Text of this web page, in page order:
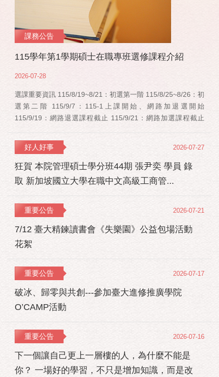
課務公告
115學年第1學期碩士在職專班選修課程介紹
2026-07-28
選課重要資訊 115/8/19~8/21：初選第一階 115/8/25~8/26：初
選第二階 115/9/7：115-1上課開始、網路加退選開始
115/9/19：網路退選課程截止 115/9/21：網路加選課程截止
【賽明成老師】 相關連結：週一：大局勢：美...
好人好事
狂賀 本院管理碩士學分班44期 張尹奕 學員 錄
取 新加坡國立大學在職中文高級工商管...
2026-07-27
重要公告
7/12 臺大精鍊讀書會《失樂園》公益包場活動
花絮
2026-07-21
重要公告
破冰、歸零與共創---參加臺大進修推廣學院
O’CAMP活動
2026-07-17
重要公告
下一個讓自己更上一層樓的人，為什麼不能是
你？ 一場好的學習，不只是增加知識，而是改
2026-07-16